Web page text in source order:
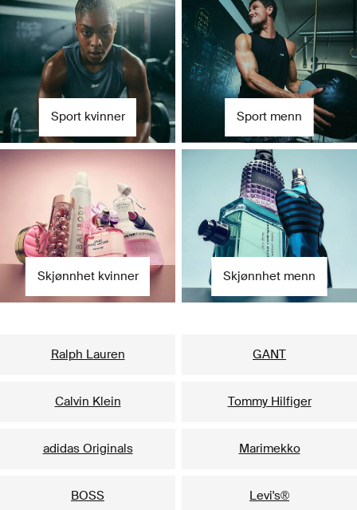
Sport kvinner Sport menn
Skjønnhet kvinner Skjønnhet menn
Ralph Lauren GANT
Calvin Klein Tommy Hilfiger
adidas Originals Marimekko
BOSS Levi's®